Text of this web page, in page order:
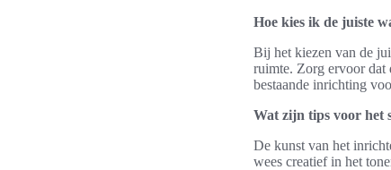
Hoe kies ik de juiste
Bij het kiezen van de
ruimte. Zorg ervoor dat
bestaande inrichting
Wat zijn tips voor het
De kunst van het
wees creatief in het